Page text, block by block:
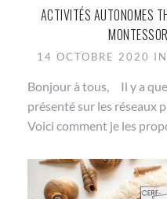
ACTIVITÉS AUTONOMES
14 OCTOBRE 2020 IN
Bonjour à tous, Il y a
présenté sur les réseaux
Voici comment je les